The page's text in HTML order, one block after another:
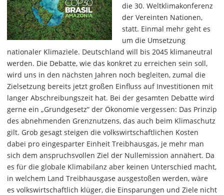
die 30. Weltklimakonferenz
der Vereinten Nationen,
statt. Einmal mehr geht es
um die Umsetzung
nationaler Klimaziele. Deutschland will bis 2045 klimaneutral
werden. Die Debatte, wie das konkret zu erreichen sein soll,
wird uns in den nächsten Jahren noch begleiten, zumal die
Zielsetzung bereits jetzt großen Einfluss auf Investitionen mit
langer Abschreibungszeit hat. Bei der gesamten Debatte wird
gerne ein „Grundgesetz“ der Ökonomie vergessen: Das Prinzip
des abnehmenden Grenznutzens, das auch beim Klimaschutz
gilt. Grob gesagt steigen die volkswirtschaftlichen Kosten
dabei pro eingesparter Einheit Treibhausgas, je mehr man
sich dem anspruchsvollen Ziel der Nullemission annähert. Da
es für die globale Klimabilanz aber keinen Unterschied macht,
in welchem Land Treibhausgase ausgestoßen werden, wäre
es volkswirtschaftlich klüger, die Einsparungen und Ziele nicht